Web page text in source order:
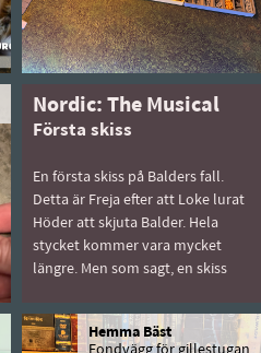
Nordic: The Musical
Första skiss
En första skiss på Balders fall.
Detta är Freja efter att Loke lurat
Höder att skjuta Balder. Hela
stycket kommer vara mycket
längre. Men som sagt, en skiss
Hemma Bäst